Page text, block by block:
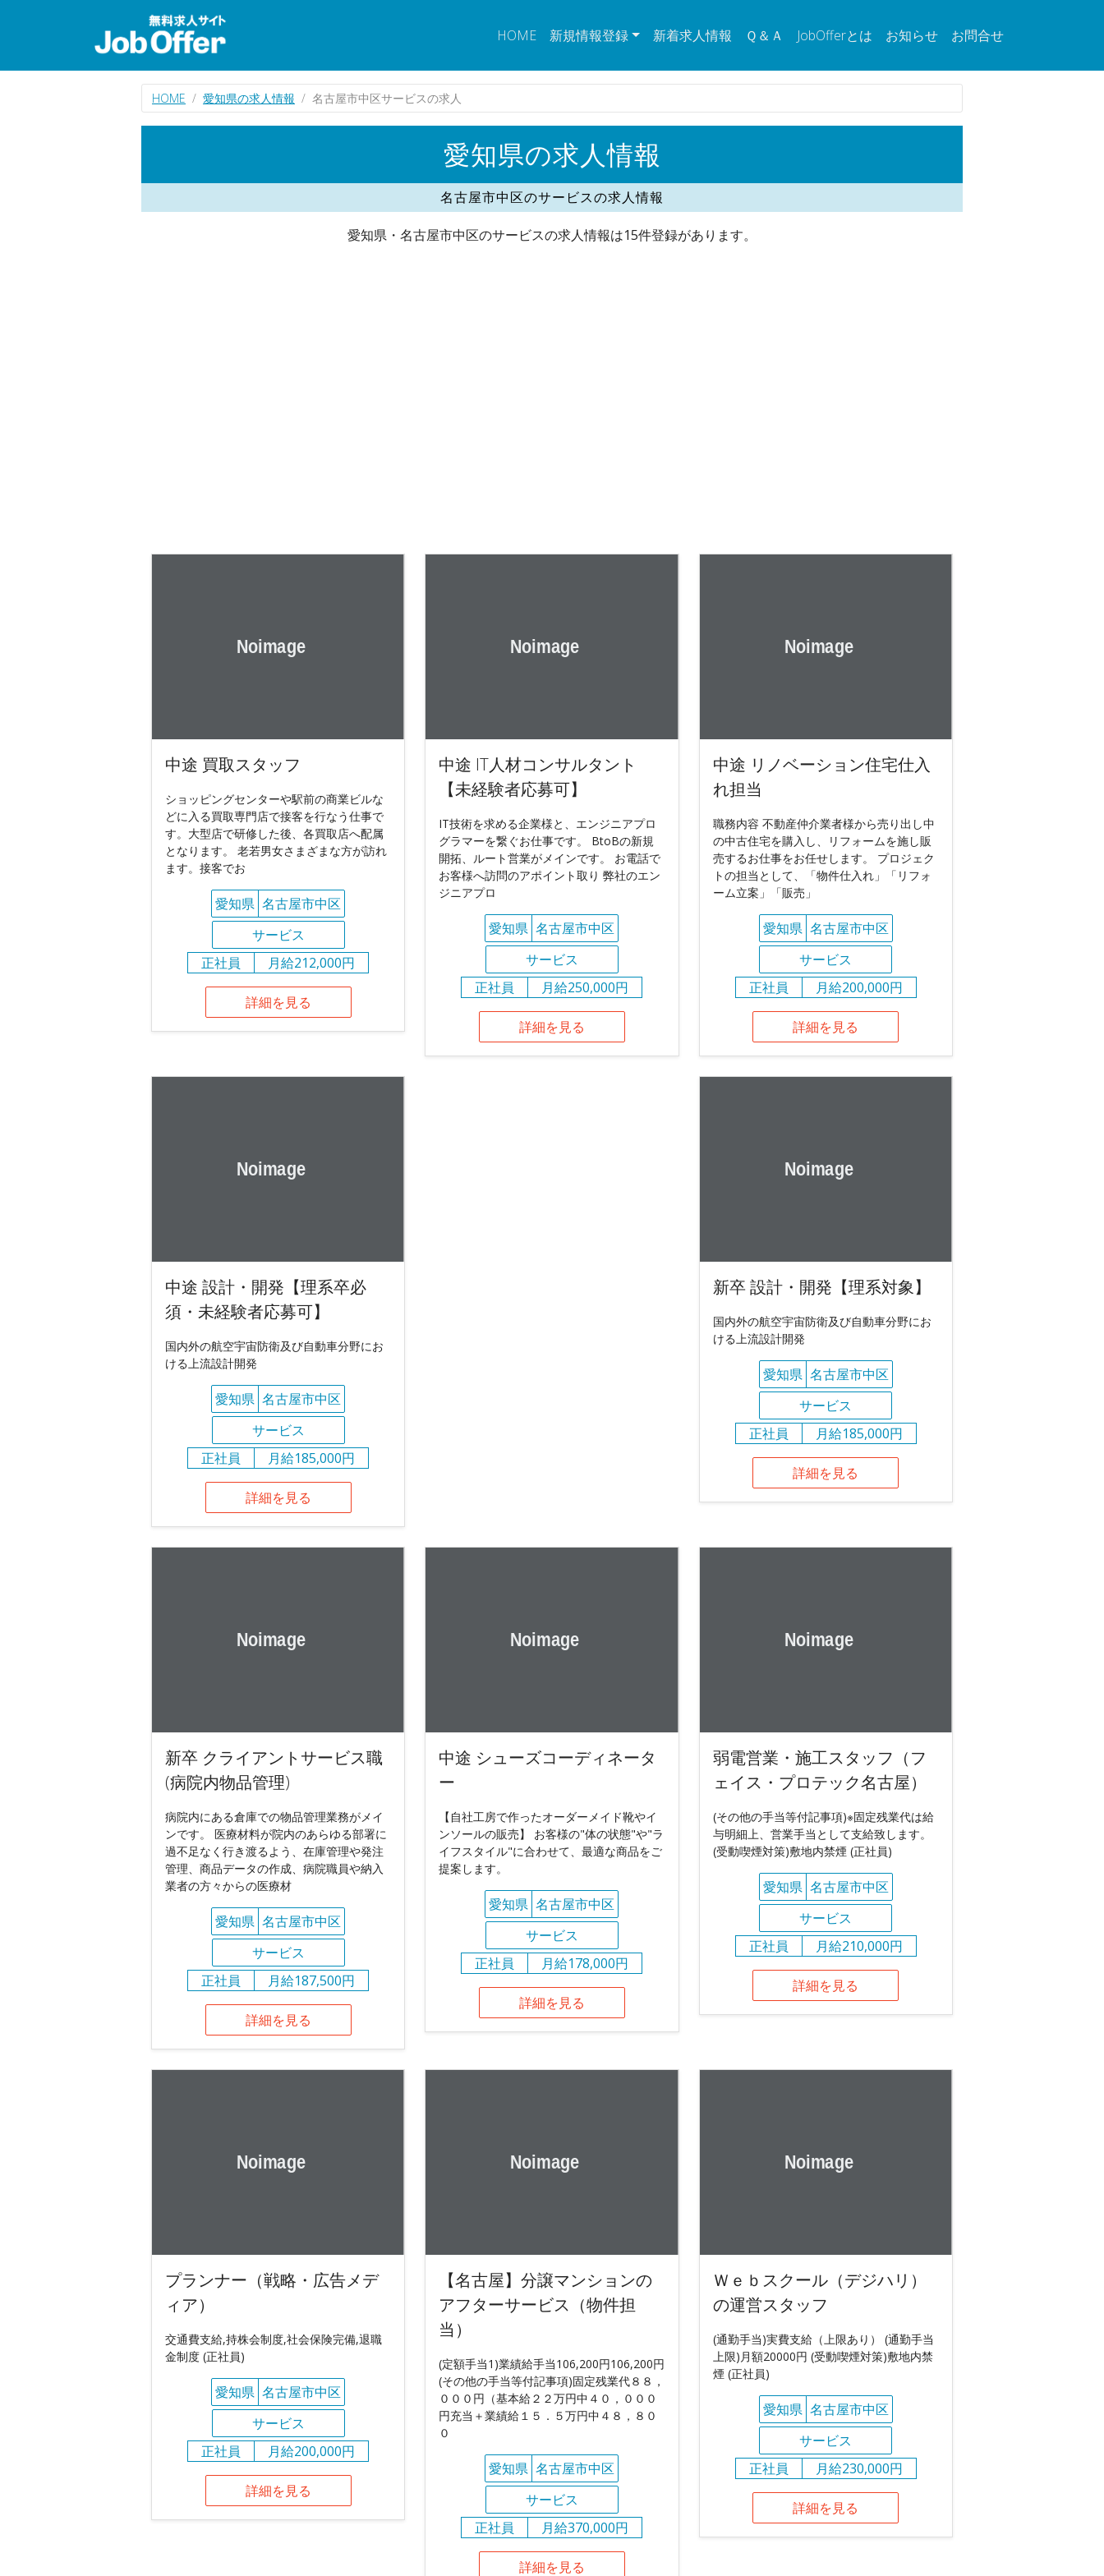
HOME 新規情報登録 新着求人情報 Ｑ＆Ａ JobOfferとは お知らせ お問合せ
HOME 愛知県の求人情報 名古屋市中区サービスの求人
愛知県の求人情報
名古屋市中区のサービスの求人情報
愛知県・名古屋市中区のサービスの求人情報は15件登録があります。
中途 買取スタッフ
ショッピングセンターや駅前の商業ビルな
どに入る買取専門店で接客を行なう仕事で
す。大型店で研修した後、各買取店へ配属
となります。 老若男女さまざまな方が訪れ
ます。接客でお
愛知県 名古屋市中区
サービス
正社員
月給212,000円
詳細を見る
中途 IT人材コンサルタント
【未経験者応募可】
IT技術を求める企業様と、エンジニアプロ
グラマーを繋ぐお仕事です。 BtoBの新規
開拓、ルート営業がメインです。 お電話で
お客様へ訪問のアポイント取り 弊社のエン
ジニアプロ
愛知県 名古屋市中区
サービス
正社員
月給250,000円
詳細を見る
中途 リノベーション住宅仕入
れ担当
職務内容 不動産仲介業者様から売り出し中
の中古住宅を購入し、リフォームを施し販
売するお仕事をお任せします。 プロジェク
トの担当として、「物件仕入れ」「リフォ
ーム立案」「販売」
愛知県 名古屋市中区
サービス
正社員
月給200,000円
詳細を見る
中途 設計・開発【理系卒必
須・未経験者応募可】
国内外の航空宇宙防衛及び自動車分野にお
ける上流設計開発
愛知県 名古屋市中区
サービス
正社員
月給185,000円
詳細を見る
新卒 設計・開発【理系対象】
国内外の航空宇宙防衛及び自動車分野にお
ける上流設計開発
愛知県 名古屋市中区
サービス
正社員
月給185,000円
詳細を見る
新卒 クライアントサービス職
(病院内物品管理)
病院内にある倉庫での物品管理業務がメイ
ンです。 医療材料が院内のあらゆる部署に
過不足なく行き渡るよう、在庫管理や発注
管理、商品データの作成、病院職員や納入
業者の方々からの医療材
愛知県 名古屋市中区
サービス
正社員
月給187,500円
詳細を見る
中途 シューズコーディネータ
ー
【自社工房で作ったオーダーメイド靴やイ
ンソールの販売】 お客様の"体の状態"や"ラ
イフスタイル"に合わせて、最適な商品をご
提案します。
愛知県 名古屋市中区
サービス
正社員
月給178,000円
詳細を見る
弱電営業・施工スタッフ（フ
ェイス・プロテック名古屋）
(その他の手当等付記事項)※固定残業代は給
与明細上、営業手当として支給致します。
(受動喫煙対策)敷地内禁煙 (正社員)
愛知県 名古屋市中区
サービス
正社員
月給210,000円
詳細を見る
プランナー（戦略・広告メデ
ィア）
交通費支給,持株会制度,社会保険完備,退職
金制度 (正社員)
愛知県 名古屋市中区
サービス
正社員
月給200,000円
詳細を見る
【名古屋】分譲マンションの
アフターサービス（物件担
当）
(定額手当1)業績給手当106,200円106,200円
(その他の手当等付記事項)固定残業代８８，
０００円（基本給２２万円中４０，０００
円充当＋業績給１５．５万円中４８，８０
０
愛知県 名古屋市中区
サービス
正社員
月給370,000円
詳細を見る
Ｗｅｂスクール（デジハリ）
の運営スタッフ
(通勤手当)実費支給（上限あり） (通勤手当
上限)月額20000円 (受動喫煙対策)敷地内禁
煙 (正社員)
愛知県 名古屋市中区
サービス
正社員
月給230,000円
詳細を見る